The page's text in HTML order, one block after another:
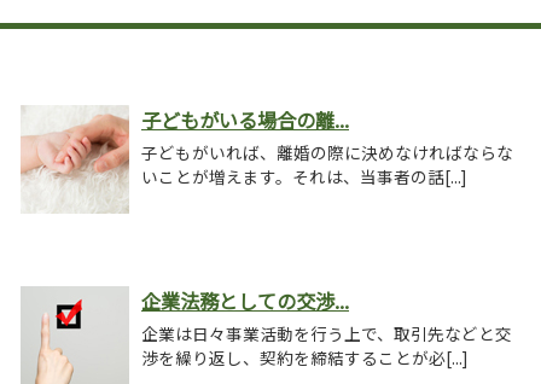
子どもがいる場合の離...
子どもがいれば、離婚の際に決めなければならな
いことが増えます。それは、当事者の話[...]
企業法務としての交渉...
企業は日々事業活動を行う上で、取引先などと交
渉を繰り返し、契約を締結することが必[...]